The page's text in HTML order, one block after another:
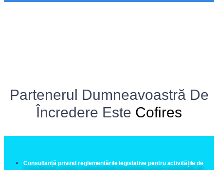
Partenerul Dumneavoastră De
Încredere Este Cofires
Consultanță privind reglementările legislative pentru activitățile de